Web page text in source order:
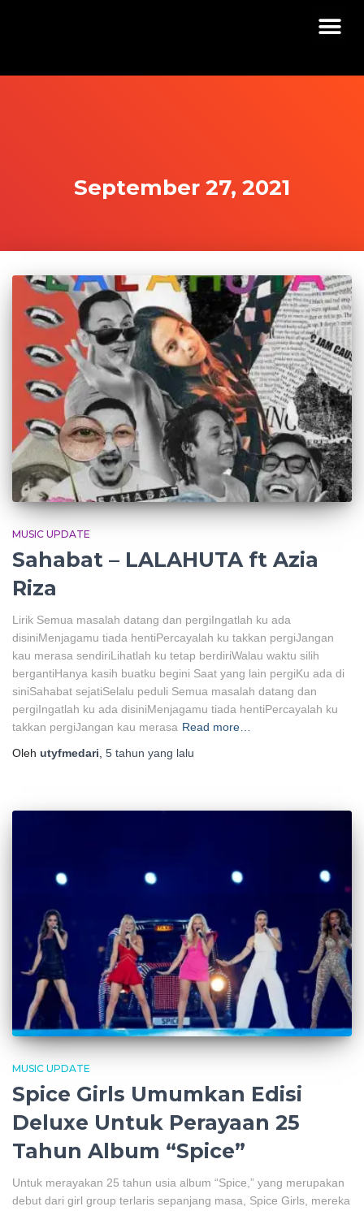
September 27, 2021
MUSIC UPDATE
Sahabat – LALAHUTA ft Azia
Riza
Lirik Semua masalah datang dan pergiIngatlah ku ada
disiniMenjagamu tiada hentiPercayalah ku takkan pergiJangan
kau merasa sendiriLihatlah ku tetap berdiriWalau waktu silih
bergantiHanya kasih buatku begini Saat yang lain pergiKu ada di
siniSahabat sejatiSelalu peduli Semua masalah datang dan
pergiIngatlah ku ada disiniMenjagamu tiada hentiPercayalah ku
takkan pergiJangan kau merasa Read more…
Oleh utyfmedari 5 tahun yang lalu
MUSIC UPDATE
Spice Girls Umumkan Edisi
Deluxe Untuk Perayaan 25
Tahun Album “Spice”
Untuk merayakan 25 tahun usia album “Spice,” yang merupakan
debut dari girl group terlaris sepanjang masa, Spice Girls, mereka